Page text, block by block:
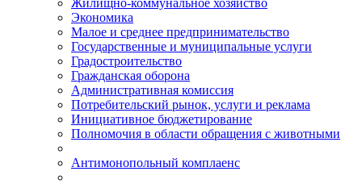
Жилищно-коммунальное хозяйство
Экономика
Малое и среднее предпринимательство
Государственные и муниципальные услуги
Градостроительство
Гражданская оборона
Административная комиссия
Потребительский рынок, услуги и реклама
Инициативное бюджетирование
Полномочия в области обращения с животными
Антимонопольный комплаенс